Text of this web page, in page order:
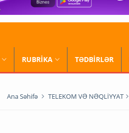
RUBRİKA TƏDBİRLƏR
Ana Səhifə TELEKOM VƏ NƏQLİYYAT